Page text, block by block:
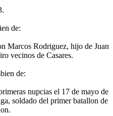
de:
Marcos Rodriguez, hijo de Juan
vecinos de Casares.
de:
nupcias el 17 de mayo de
soldado del primer batallon de